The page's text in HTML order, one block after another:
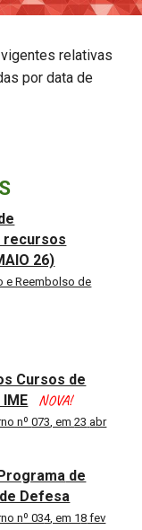
relativas
por data de
recursos
26)
e Reembolso de
Cursos de
IME NOVA!
nº073, em23 abr
de
Defesa
nº 034, em 18 fev